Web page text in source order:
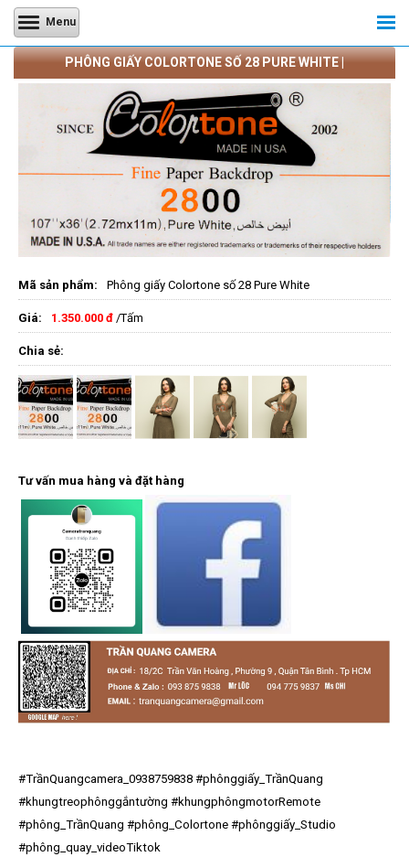
Menu
PHÔNG GIẤY COLORTONE SỐ 28 PURE WHITE |
CAMERATRANQUANG.COM
Mã sản phẩm: Phông giấy Colortone số 28 Pure White
Giá: 1.350.000 đ /Tấm
Chia sẻ:
Tư vấn mua hàng và đặt hàng
#TrầnQuangcamera_0938759838 #phônggiấy_TrầnQuang
#khungtreophônggắntường #khungphôngmotorRemote
#phông_TrầnQuang #phông_Colortone #phônggiấy_Studio
#phông_quay_videoTiktok